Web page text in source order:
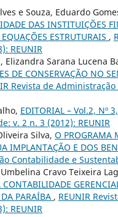
e Souza, Eduardo
DAS INSTITUIÇÕES
ESTRUTURAIS ,
REUNIR
Elizandra Sarana Lucena
DE CONSERVAÇÃO NO
Revista de
EDITORIAL – Vol.2, Nº
v. 2 n. 3 (2012): REUNIR
Silva, O PROGRAMA
IMPLANTAÇÃO E DOS
Contabilidade e
Cravo Teixeira
PARAÍBA , REUNIR
REUNIR